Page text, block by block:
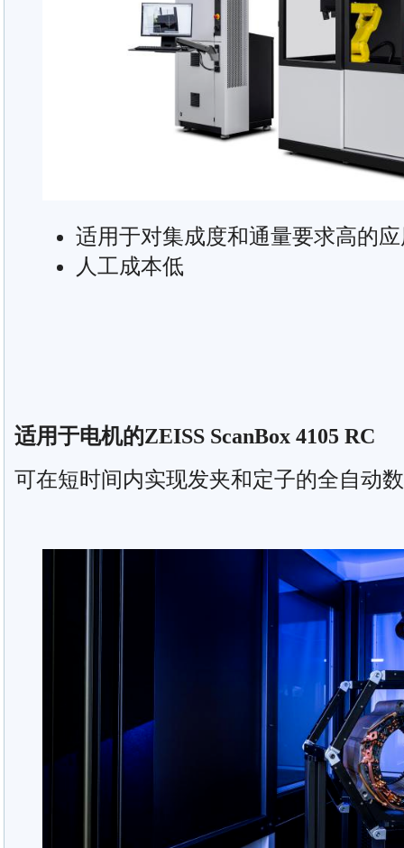
适用于对集成度和通量要求高的
人工成本低
适用于电机的ZEISS ScanBox 4105 RC
可在短时间内实现发夹和定子的全自动